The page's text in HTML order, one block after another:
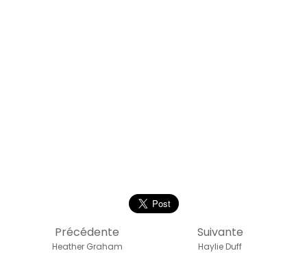
Suivante
Haylie Duff
Précédente
Heather Graham